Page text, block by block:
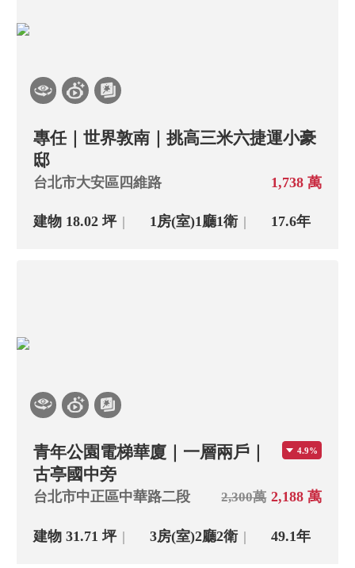
專任｜世界敦南｜挑高三米六捷運小豪
邸
台北市大安區四維路 1,738 萬
建物 18.02 坪 1房(室)1廳1衛 17.6年
青年公園電梯華廈｜一層兩戶｜
古亭國中旁
4.9%
台北市中正區中華路二段 2,300萬 2,188 萬
建物 31.71 坪 3房(室)2廳2衛 49.1年